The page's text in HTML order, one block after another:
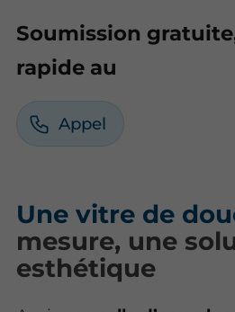
Soumission
rapide au
Appel
Une vitre de
mesure, une
esthétique